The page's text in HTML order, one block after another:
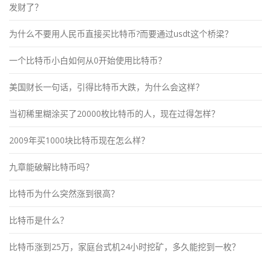
发财了？
为什么不要用人民币直接买比特币?而要通过usdt这个桥梁？
一个比特币小白如何从0开始使用比特币？
美国财长一句话，引得比特币大跌，为什么会这样？
当初稀里糊涂买了20000枚比特币的人，现在过得怎样？
2009年买1000块比特币现在怎么样？
九章能破解比特币吗？
比特币为什么突然涨到很高？
比特币是什么？
比特币涨到25万，家庭台式机24小时挖矿，多久能挖到一枚？